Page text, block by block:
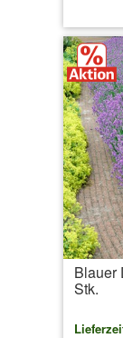
Blauer
Stk.